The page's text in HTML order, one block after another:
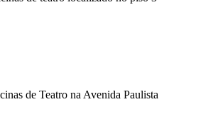
de Teatro na Avenida Paulista